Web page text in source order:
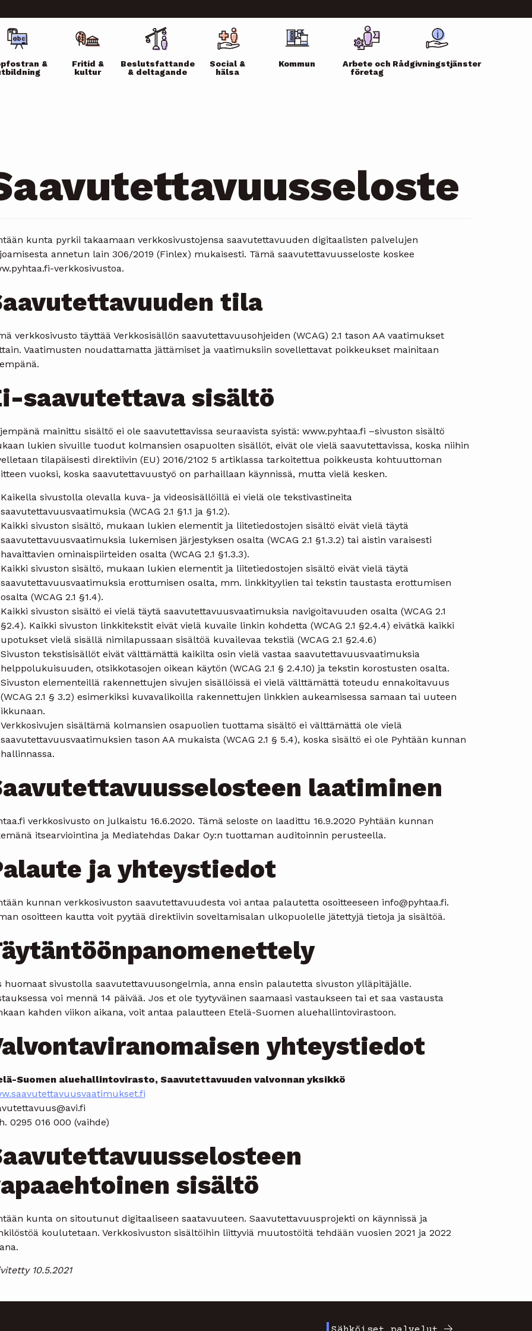
&
Fritid &
kultur
Beslutsfattande
& deltagande
Social &
hälsa
Kommun
Arbete och
företag
Rådgivningstjänster
kunta pyrkii takaamaan verkkosivustojensa saavutettavuuden digitaalisten palvelujen
annetun lain 306/2019 (Finlex) mukaisesti. Tämä saavutettavuusseloste koskee
verkkosivustoa.
tila
verkkosivusto täyttää Verkkosisällön saavutettavuusohjeiden (WCAG) 2.1 tason AA vaatimukset
Vaatimusten noudattamatta jättämiset ja vaatimuksiin sovellettavat poikkeukset mainitaan
saavutettava sisältö
mainittu sisältö ei ole saavutettavissa seuraavista syistä: www.pyhtaa.fi –sivuston sisältö
lukien sivuille tuodut kolmansien osapuolten sisällöt, eivät ole vielä saavutettavissa, koska niihin
tilapäisesti direktiivin (EU) 2016/2102 5 artiklassa tarkoitettua poikkeusta kohtuuttoman
vuoksi, koska saavutettavuustyö on parhaillaan käynnissä, mutta vielä kesken.
Kaikella sivustolla olevalla kuva- ja videosisällöillä ei vielä ole tekstivastineita
saavutettavuusvaatimuksia (WCAG 2.1 §1.1 ja §1.2).
Kaikki sivuston sisältö, mukaan lukien elementit ja liitetiedostojen sisältö eivät vielä täytä
saavutettavuusvaatimuksia lukemisen järjestyksen osalta (WCAG 2.1 §1.3.2) tai aistin varaisesti
havaittavien ominaispiirteiden osalta (WCAG 2.1 §1.3.3).
Kaikki sivuston sisältö, mukaan lukien elementit ja liitetiedostojen sisältö eivät vielä täytä
saavutettavuusvaatimuksia erottumisen osalta, mm. linkkityylien tai tekstin taustasta erottumisen
osalta (WCAG 2.1 §1.4).
Kaikki sivuston sisältö ei vielä täytä saavutettavuusvaatimuksia navigoitavuuden osalta (WCAG 2.1
§2.4). Kaikki sivuston linkkitekstit eivät vielä kuvaile linkin kohdetta (WCAG 2.1 §2.4.4) eivätkä kaikki
upotukset vielä sisällä nimilapussaan sisältöä kuvailevaa tekstiä (WCAG 2.1 §2.4.6)
Sivuston tekstisisällöt eivät välttämättä kaikilta osin vielä vastaa saavutettavuusvaatimuksia
helppolukuisuuden, otsikkotasojen oikean käytön (WCAG 2.1 § 2.4.10) ja tekstin korostusten osalta.
Sivuston elementeillä rakennettujen sivujen sisällöissä ei vielä välttämättä toteudu ennakoitavuus
(WCAG 2.1 § 3.2) esimerkiksi kuvavalikoilla rakennettujen linkkien aukeamisessa samaan tai uuteen
ikkunaan.
Verkkosivujen sisältämä kolmansien osapuolien tuottama sisältö ei välttämättä ole vielä
saavutettavuusvaatimuksien tason AA mukaista (WCAG 2.1 § 5.4), koska sisältö ei ole Pyhtään kunnan
hallinnassa.
laatiminen
verkkosivusto on julkaistu 16.6.2020. Tämä seloste on laadittu 16.9.2020 Pyhtään kunnan
itsearviointina ja Mediatehdas Dakar Oy:n tuottaman auditoinnin perusteella.
ja yhteystiedot
kunnan verkkosivuston saavutettavuudesta voi antaa palautetta osoitteeseen info@pyhtaa.fi.
osoitteen kautta voit pyytää direktiivin soveltamisalan ulkopuolelle jätettyjä tietoja ja sisältöä.
huomaat sivustolla saavutettavuusongelmia, anna ensin palautetta sivuston ylläpitäjälle.
voi mennä 14 päivää. Jos et ole tyytyväinen saamaasi vastaukseen tai et saa vastausta
kahden viikon aikana, voit antaa palautteen Etelä-Suomen aluehallintovirastoon.
yhteystiedot
Suomen aluehallintovirasto, Saavutettavuuden valvonnan yksikkö
0295 016 000 (vaihde)
sisältö
kunta on sitoutunut digitaaliseen saatavuuteen. Saavutettavuusprojekti on käynnissä ja
koulutetaan. Verkkosivuston sisältöihin liittyviä muutostöitä tehdään vuosien 2021 ja 2022
10.5.2021